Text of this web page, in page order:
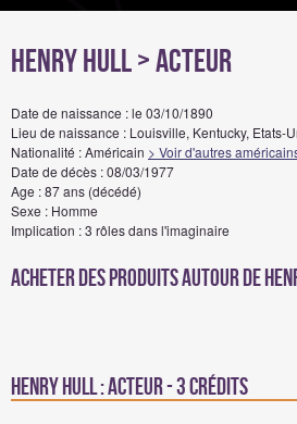
Henry Hull> Acteur
Date de naissance : le 03/10/1890
Lieu de naissance : Louisville, Kentucky, Etats-
Nationalité : Américain > Voir d'autres
Date de décès : 08/03/1977
Age : 87 ans (décédé)
Sexe : Homme
Implication : 3 rôles dans l'imaginaire
Acheter des produits autour de
Henry Hull : Acteur - 3 crédits